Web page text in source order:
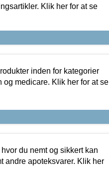
Klik her for at se
inden for kategorier
medicare. Klik her for at se
du nemt og sikkert kan
andre apoteksvarer. Klik her